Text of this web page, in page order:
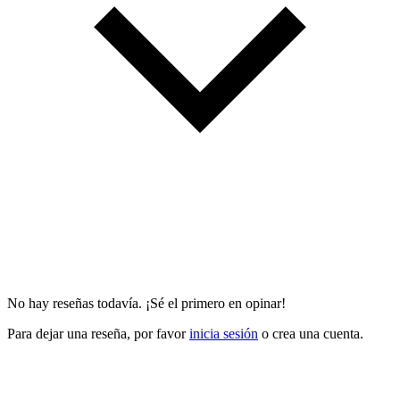
No hay reseñas todavía. ¡Sé el primero en opinar!
Para dejar una reseña, por favorinicia sesión o crea una cuenta.